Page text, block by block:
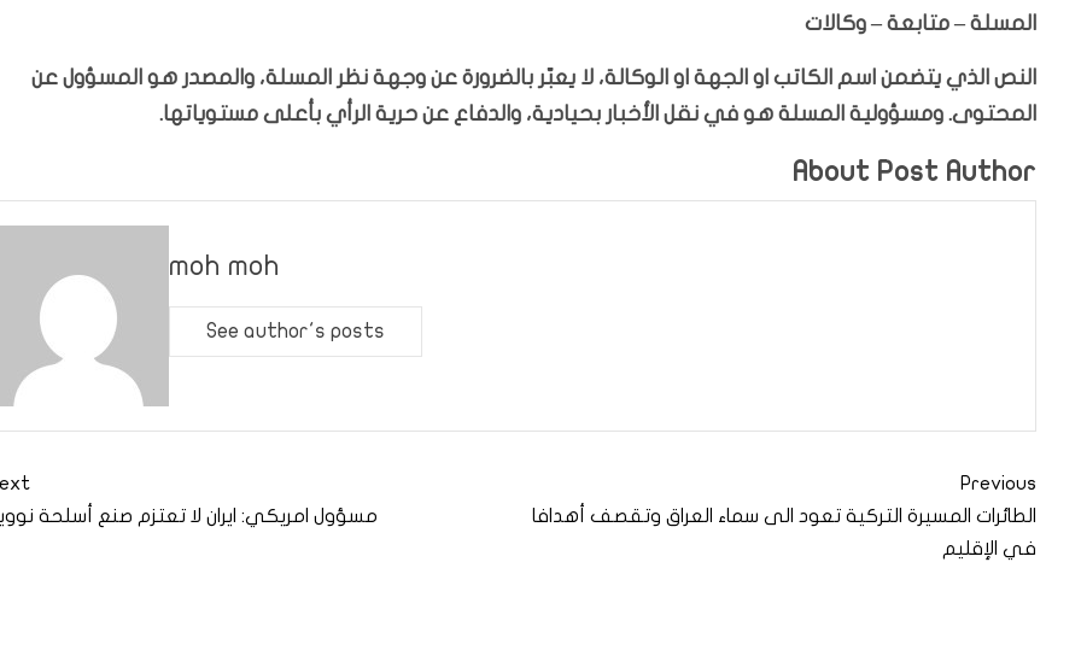
المسلة – متابعة – وكالات
النص الذي يتضمن اسم الكاتب او الجهة او الوكالة، لا يعبّر بالضرورة عن وجهة نظر المسلة، والمصدر هو المسؤول عن
المحتوى. ومسؤولية المسلة هو في نقل الأخبار بحيادية، والدفاع عن حرية الرأي بأعلى مستوياتها.
About Post Author
moh moh
See author's posts
Previous
الطائرات المسيرة التركية تعود الى سماء العراق وتقصف أهدافا
في الإقليم
مسؤول امريكي: ايران لا تعتزم صنع أسلحة